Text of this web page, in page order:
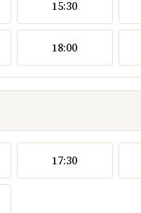
15:30
18:00
17:30